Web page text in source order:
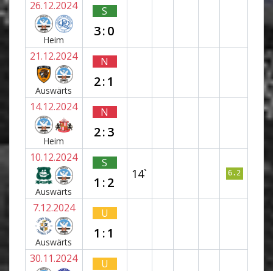
26.12.2024
Heim
S
3:0
21.12.2024
Auswärts
N
2:1
14.12.2024
Heim
N
2:3
10.12.2024
Auswärts
S
1:2
14` 6.2
7.12.2024
Auswärts
U
1:1
30.11.2024 U